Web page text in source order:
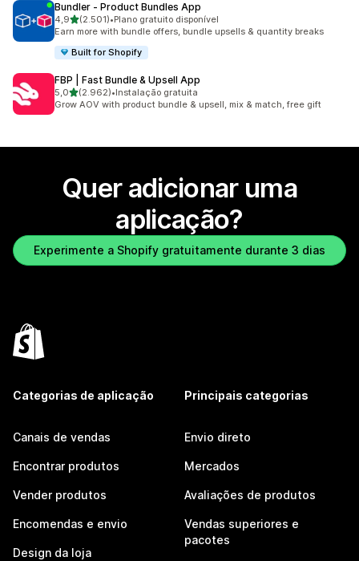
Bundler ‑ Product Bundles App
4,9de 5 estrelas
(2.501)
2501 total de avaliações
•Plano gratuito disponível
Earn more with bundle offers, bundle upsells & quantity breaks
Built for Shopify
FBP | Fast Bundle & Upsell App
5,0de 5 estrelas
(2.962)
2962 total de avaliações
•Instalação gratuita
Grow AOV with product bundle & upsell, mix & match, free gift
Quer adicionar uma
aplicação?
Experimente a Shopify gratuitamente durante 3 dias
Categorias de aplicação
Canais de vendas
Encontrar produtos
Vender produtos
Encomendas e envio
Design da loja
Principais categorias
Envio direto
Mercados
Avaliações de produtos
Vendas superiores e
pacotes